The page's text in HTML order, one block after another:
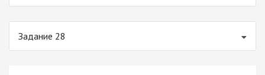
Задание 28